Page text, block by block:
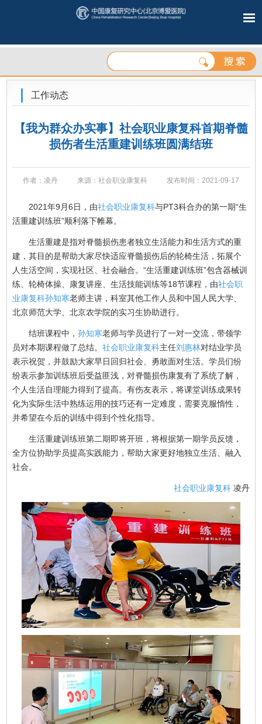
工作动态
【我为群众办实事】社会职业康复科首期脊髓
损伤者生活重建训练班圆满结班
作者：凌丹 来源：社会职业康复科 发布时间：2021-09-17
2021年9月6日，由社会职业康复科与PT3科合办的第一期“生
活重建训练班”顺利落下帷幕。
生活重建是指对脊髓损伤患者独立生活能力和生活方式的重
建，其目的是帮助大家尽快适应脊髓损伤后的轮椅生活，拓展个
人生活空间，实现社区、社会融合。“生活重建训练班”包含器械训
练、轮椅体操、康复讲座、生活技能训练等18节课程，由社会职
业康复科孙知寒老师主讲，科室其他工作人员和中国人民大学、
北京师范大学、北京农学院的实习生协助进行。
结班课程中，孙知寒老师与学员进行了一对一交流，带领学
员对本期课程做了总结。社会职业康复科主任刘惠林对结业学员
表示祝贺，并鼓励大家早日回归社会、勇敢面对生活。学员们纷
纷表示参加训练班后受益匪浅，对脊髓损伤康复有了系统了解，
个人生活自理能力得到了提高。有伤友表示，将课堂训练成果转
化为实际生活中熟练运用的技巧还有一定难度，需要克服惰性，
并希望在今后的训练中得到个性化指导。
生活重建训练班第二期即将开班，将根据第一期学员反馈，
全方位协助学员提高实践能力，帮助大家更好地独立生活、融入
社会。
社会职业康复科凌丹